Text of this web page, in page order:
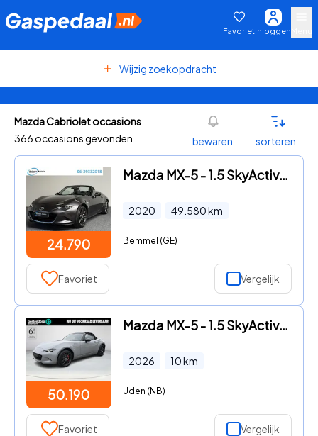
FavorietInloggen
Wijzig zoekopdracht
Mazda Cabriolet occasions
366 occasions gevonden
bewaren sorteren
24.790
Mazda MX-5 - 1.5 SkyActiv-G 132 GT-M LEDER | 17"LMV | CAMERA | CARPLAY
2020 49.580km
Bemmel (GE)
Favoriet Vergelijk
50.190
Mazda MX-5 - 1.5 SkyActiv-G 132 Homura Recaro Interieur | Brembo Remsyste
2026 10km
Uden (NB)
Favoriet Vergelijk